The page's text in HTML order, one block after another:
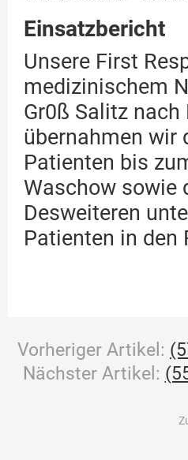
Einsatzbericht
Unsere First
medizinischem
Gr0ß Salitz
übernahmen wir
Patienten bis
Waschow sowie
Desweiteren
Patienten in den
Vorheriger Artikel:
Nächster Artikel: